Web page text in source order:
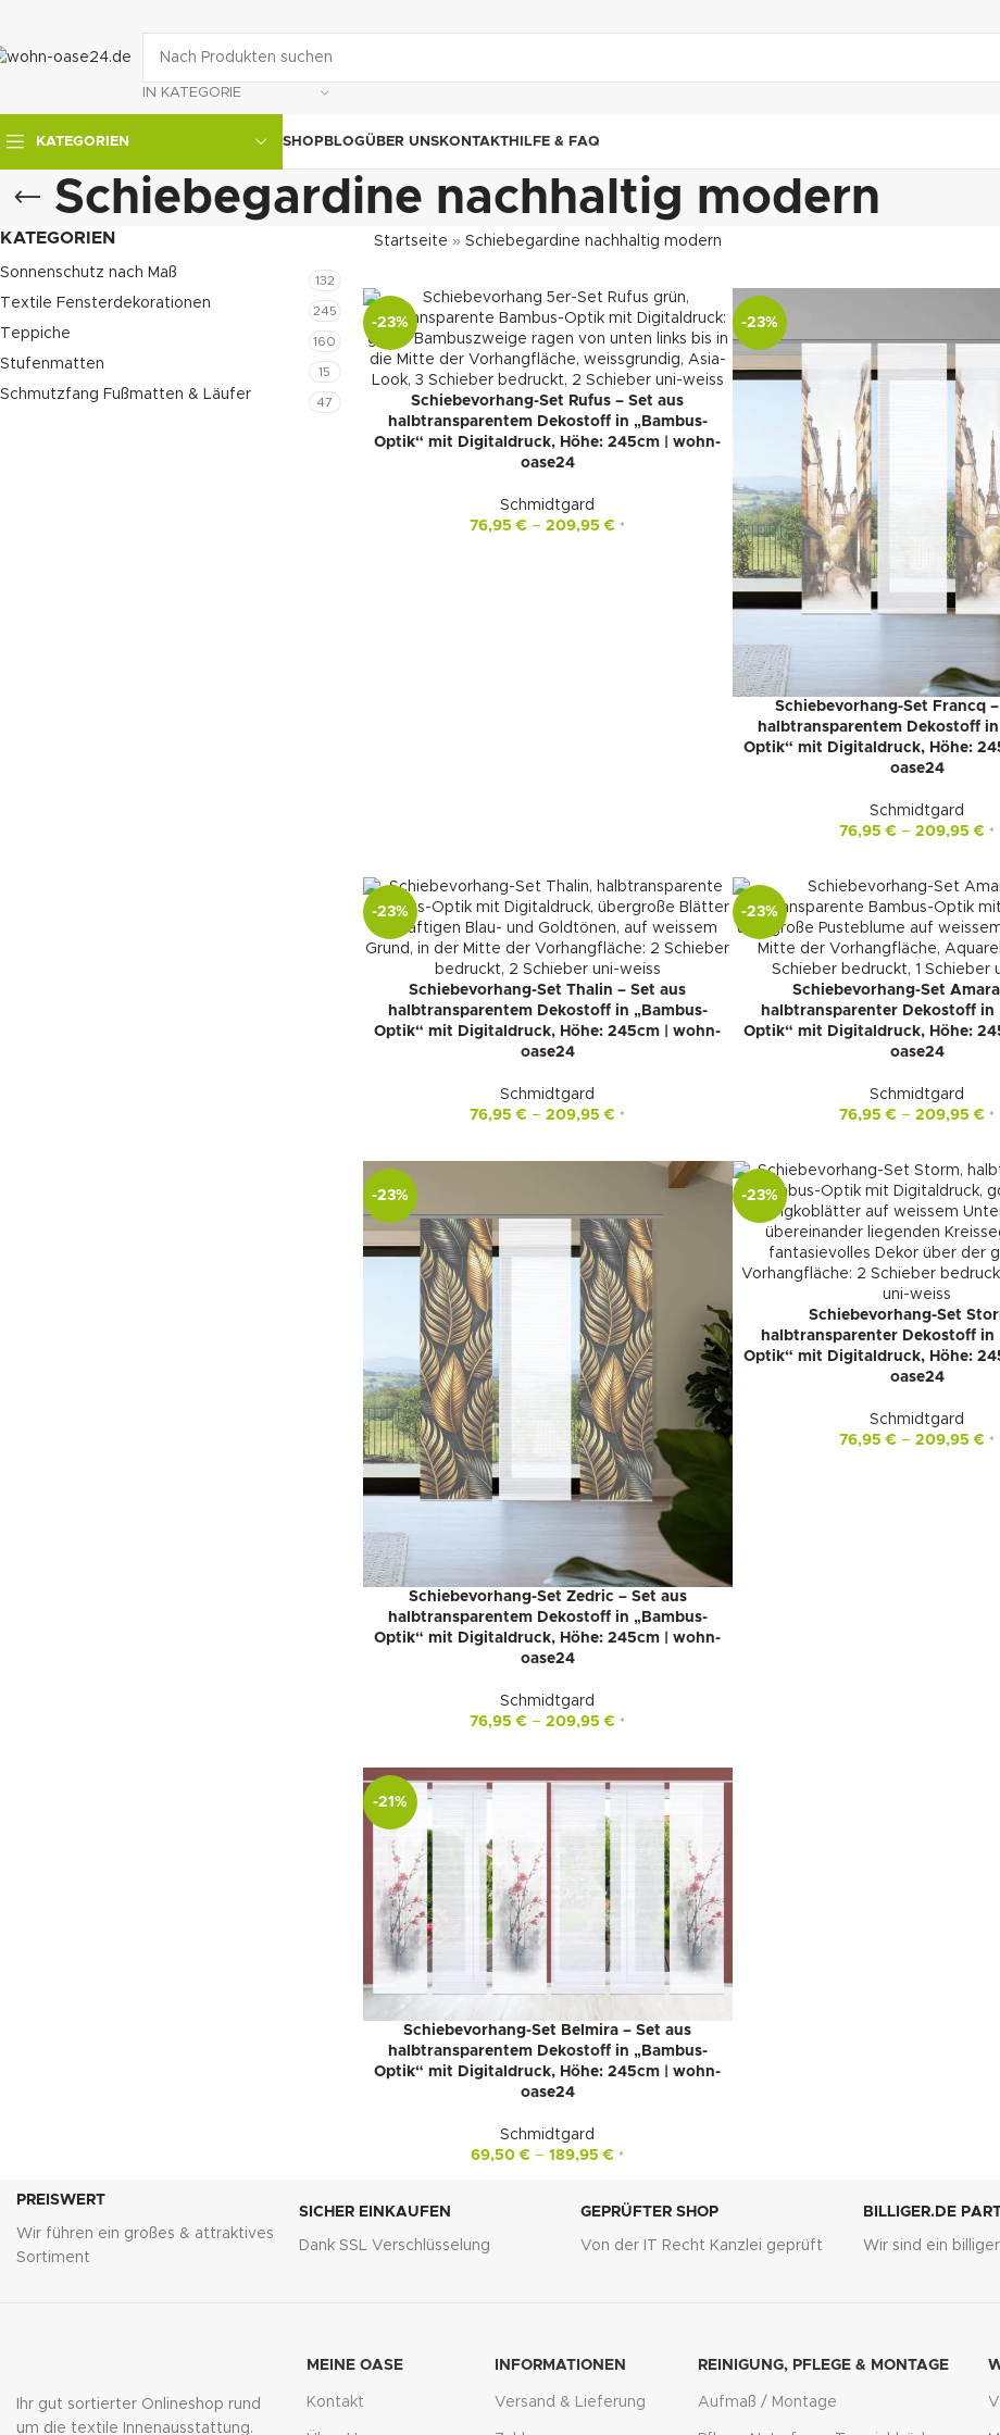
IN KATEGORIE
KATEGORIEN SHOPBLOGÜBER UNSKONTAKTHILFE & FAQ
Schiebegardine nachhaltig modern
KATEGORIEN
Sonnenschutz nach Maß 132
Textile Fensterdekorationen 245
Teppiche 160
Stufenmatten 15
Schmutzfang Fußmatten & Läufer 47
Startseite » Schiebegardine nachhaltig modern
-23%
Schiebevorhang-Set Rufus – Set aus
halbtransparentem Dekostoff in „Bambus-
Optik“ mit Digitaldruck, Höhe: 245cm | wohn-
oase24
Schmidtgard
76,95€ –209,95€ *
-23%
Schiebevorhang-Set Francq
halbtransparentem Dekostoff in
Optik“ mit Digitaldruck, Höhe:
oase24
Schmidtgard
76,95€ –209,95€ *
-23%
Schiebevorhang-Set Thalin – Set aus
halbtransparentem Dekostoff in „Bambus-
Optik“ mit Digitaldruck, Höhe: 245cm | wohn-
oase24
Schmidtgard
76,95€ –209,95€ *
-23%
Schiebevorhang-Set
halbtransparenter Dekostoff in
Optik“ mit Digitaldruck, Höhe:
oase24
Schmidtgard
76,95€ –209,95€ *
-23%
Schiebevorhang-Set Zedric – Set aus
halbtransparentem Dekostoff in „Bambus-
Optik“ mit Digitaldruck, Höhe: 245cm | wohn-
oase24
Schmidtgard
76,95€ –209,95€ *
-23%
Schiebevorhang-Set
halbtransparenter Dekostoff in
Optik“ mit Digitaldruck, Höhe:
oase24
Schmidtgard
76,95€ –209,95€ *
-21%
Schiebevorhang-Set Belmira – Set aus
halbtransparentem Dekostoff in „Bambus-
Optik“ mit Digitaldruck, Höhe: 245cm | wohn-
oase24
Schmidtgard
69,50€ –189,95€ *
PREISWERT
Wir führen ein großes & attraktives
Sortiment
SICHER EINKAUFEN
Dank SSL Verschlüsselung
GEPRÜFTER SHOP
Von der IT Recht Kanzlei geprüft
BILLIGER.DE
Wir sind ein
Ihr gut sortierter Onlineshop rund
um die textile Innenausstattung.
MEINE OASE
Kontakt
INFORMATIONEN
Versand & Lieferung
REINIGUNG, PFLEGE & MONTAGE
Aufmaß / Montage